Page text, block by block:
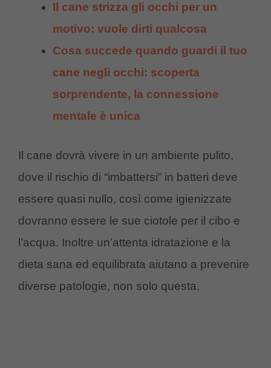
Il cane strizza gli occhi per un
motivo: vuole dirti qualcosa
Cosa succede quando guardi il tuo
cane negli occhi: scoperta
sorprendente, la connessione
mentale è unica
Il cane dovrà vivere in un ambiente pulito,
dove il rischio di “imbattersi” in batteri deve
essere quasi nullo, così come igienizzate
dovranno essere le sue ciotole per il cibo e
l’acqua. Inoltre un’attenta idratazione e la
dieta sana ed equilibrata aiutano a prevenire
diverse patologie, non solo questa.